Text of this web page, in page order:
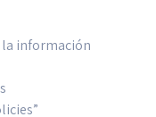
información